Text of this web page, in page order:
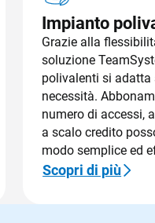
Impianto
Grazie alla
soluzione
polivalenti si adatta
necessità.
numero di accessi,
a scalo credito
modo semplice ed
Scopri di più